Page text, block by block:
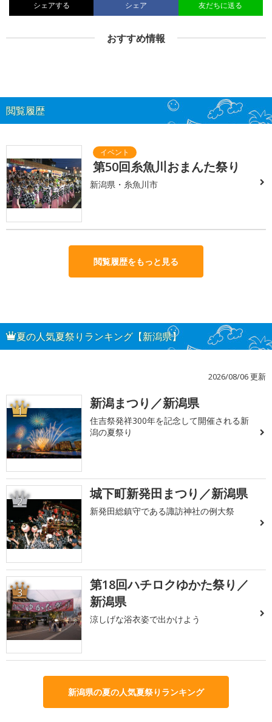
シェアする シェア 友だちに送る
おすすめ情報
閲覧履歴
第50回糸魚川おまんた祭り
新潟県・糸魚川市
閲覧履歴をもっと見る
夏の人気夏祭りランキング【新潟県】
2026/08/06 更新
1 新潟まつり／新潟県
住吉祭発祥300年を記念して開催される新
潟の夏祭り
2 城下町新発田まつり／新潟県
新発田総鎮守である諏訪神社の例大祭
3
第18回ハチロクゆかた祭り／
新潟県
涼しげな浴衣姿で出かけよう
新潟県の夏の人気夏祭りランキング